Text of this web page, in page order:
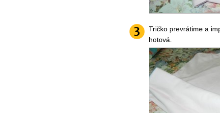
Tričko prevrátime a
hotová.